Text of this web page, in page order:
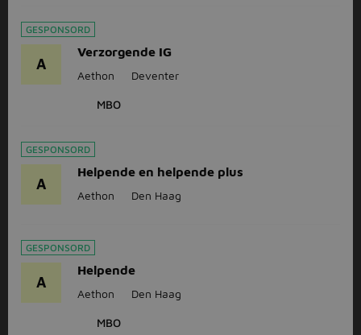
GESPONSORD
A
Verzorgende IG
Aethon Deventer
MBO
GESPONSORD
A
Helpende en helpende plus
Aethon Den Haag
GESPONSORD
A
Helpende
Aethon Den Haag
MBO